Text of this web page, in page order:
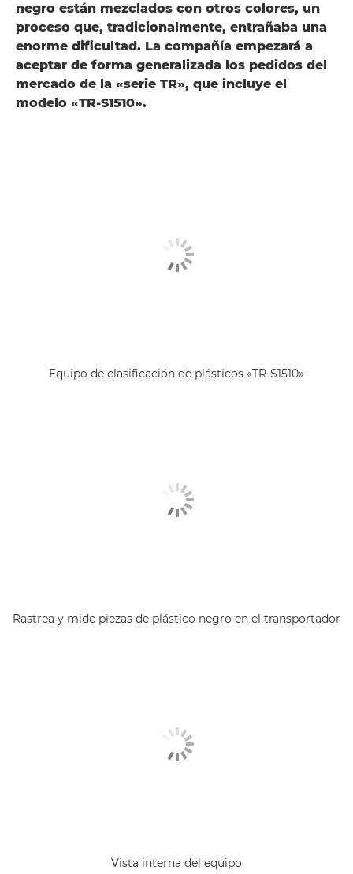
negro están mezclados con otros colores, un
proceso que, tradicionalmente, entrañaba una
enorme dificultad. La compañía empezará a
aceptar de forma generalizada los pedidos del
mercado de la «serie TR», que incluye el
modelo «TR-S1510».
Equipo de clasificación de plásticos «TR-S1510»
Rastrea y mide piezas de plástico negro en el transportador
Vista interna del equipo